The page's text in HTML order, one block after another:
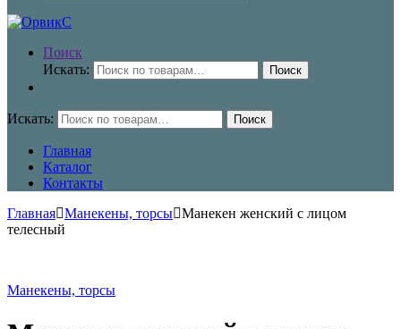
Поиск
Искать:
Поиск
Искать: Поиск
Главная
Каталог
Контакты
Главная Манекены, торсы Манекен женский с лицом
телесный
Манекены, торсы